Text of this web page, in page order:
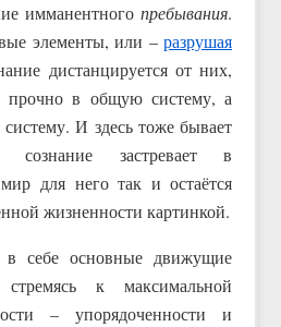
имманентногопребывания.
элементы, или –разрушая
дистанцируется от них,
прочно в общую систему, а
систему. И здесь тоже бывает
застревает в
для него так и остаётся
жизненности картинкой.
в себе основные движущие
к максимальной
– упорядоченности и